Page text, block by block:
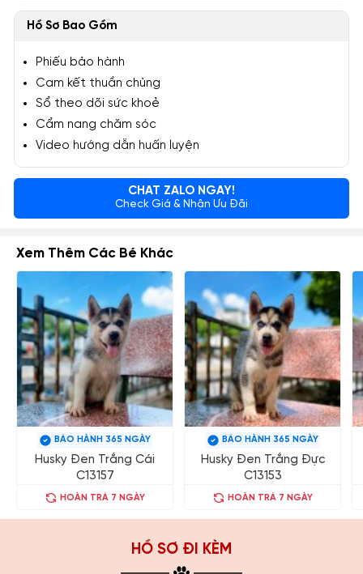
Hồ Sơ Bao Gồm
Phiếu bảo hành
Cam kết thuần chủng
Sổ theo dõi sức khoẻ
Cẩm nang chăm sóc
Video hướng dẫn huấn luyện
CHAT ZALO NGAY!
Check Giá & Nhận Ưu Đãi
Xem Thêm Các Bé Khác
BẢO HÀNH 365 NGÀY
Husky Đen Trắng Cái
C13157
HOÀN TRẢ 7 NGÀY
BẢO HÀNH 365 NGÀY
Husky Đen Trắng Đực
C13153
HOÀN TRẢ 7 NGÀY
HỒ SƠ ĐI KÈM